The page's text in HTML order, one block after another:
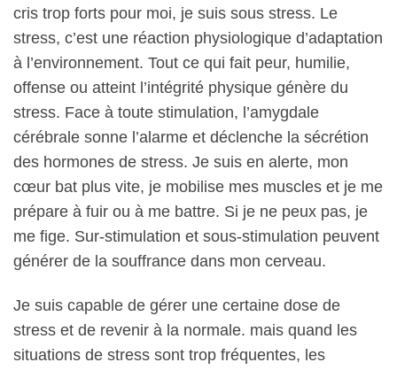
cris trop forts pour moi, je suis sous stress. Le
stress, c’est une réaction physiologique d’adaptation
à l’environnement. Tout ce qui fait peur, humilie,
offense ou atteint l’intégrité physique génère du
stress. Face à toute stimulation, l’amygdale
cérébrale sonne l’alarme et déclenche la sécrétion
des hormones de stress. Je suis en alerte, mon
cœur bat plus vite, je mobilise mes muscles et je me
prépare à fuir ou à me battre. Si je ne peux pas, je
me fige. Sur-stimulation et sous-stimulation peuvent
générer de la souffrance dans mon cerveau.
Je suis capable de gérer une certaine dose de
stress et de revenir à la normale. mais quand les
situations de stress sont trop fréquentes, les